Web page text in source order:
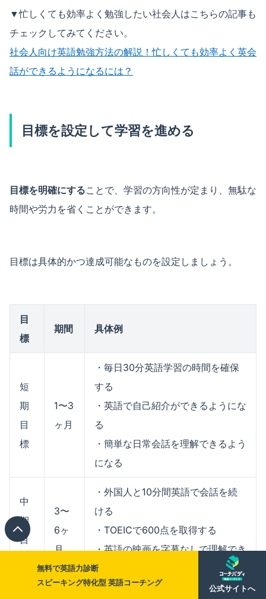
▼忙しくても効率よく勉強したい社会人はこちらの記事も
チェックしてみてください。
社会人向け英語勉強方法の解説！忙しくても効率よく英会
話ができるようになるには？
目標を設定して学習を進める
目標を明確にすることで、学習の方向性が定まり、無駄な
時間や労力を省くことができます。
目標は具体的かつ達成可能なものを設定しましょう。
目
標
期間 具体例
短
期
目
標
1〜3
ヶ月
・毎日30分英語学習の時間を確保
する
・英語で自己紹介ができるようにな
る
・簡単な日常会話を理解できるよう
になる
中
期
目
3〜
6ヶ
月
・外国人と10分間英語で会話を続
ける
・TOEICで600点を取得する
・英語の映画を字幕なしで理解でき
るようになる
無料で英語力診断
スピーキング特化型 英語コーチング
公式サイトへ